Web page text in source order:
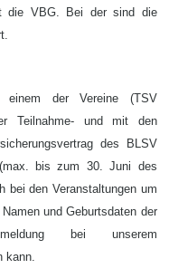
die VBG. Bei der sind die
einem der Vereine (TSV
Teilnahme- und mit den
des BLSV
bis zum 30. Juni des
bei den Veranstaltungen um
und Geburtsdaten der
bei unserem
kann.